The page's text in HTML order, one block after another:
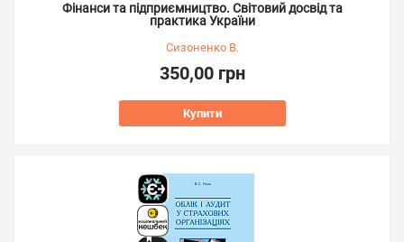
Фінанси та підприємництво. Світовий досвід та
практика України
Сизоненко В.
350,00 грн
Купити